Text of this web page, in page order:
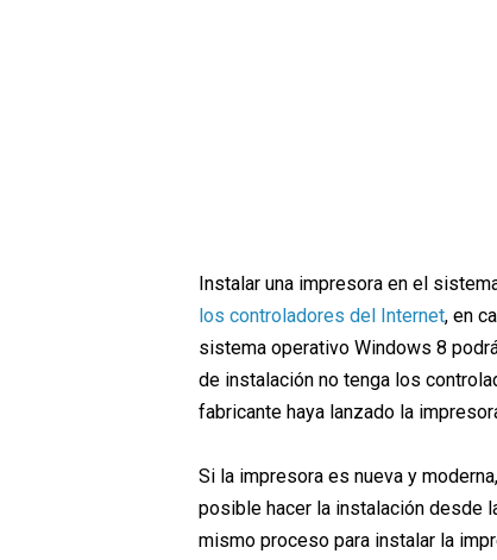
Instalar una impresora en el
los controladores del Internet, en
sistema operativo Windows 8
de instalación no tenga los
fabricante haya lanzado la
Si la impresora es nueva y
posible hacer la instalación desde
mismo proceso para instalar la